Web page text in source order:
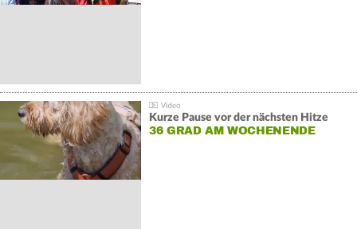
Kurze Pause vor der nächsten Hitze
36 GRAD AM WOCHENENDE